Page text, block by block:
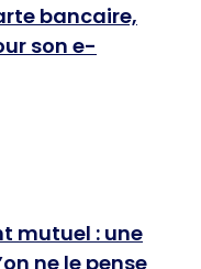
bancaire,
son e-
mutuel : une
ne le pense